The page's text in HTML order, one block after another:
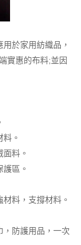
於家用紡織品，
實惠的布料;並因
。
料。
區。
料，支撐材料。
，防護用品，一次